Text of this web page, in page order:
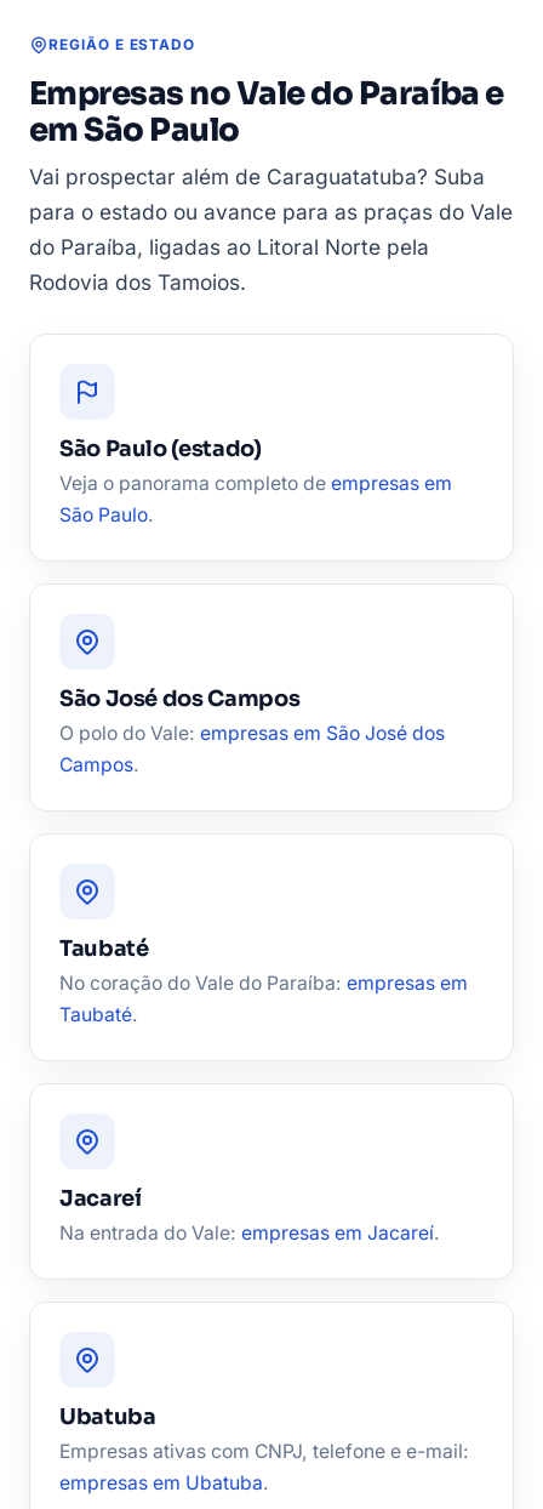
REGIÃO E ESTADO
Empresas no Vale do Paraíba e
em São Paulo
Vai prospectar além de Caraguatatuba? Suba
para o estado ou avance para as praças do Vale
do Paraíba, ligadas ao Litoral Norte pela
Rodovia dos Tamoios.
São Paulo (estado)
Veja o panorama completo de empresas em
São Paulo.
São José dos Campos
O polo do Vale: empresas em São José dos
Campos.
Taubaté
No coração do Vale do Paraíba: empresas em
Taubaté.
Jacareí
Na entrada do Vale: empresas em Jacareí.
Ubatuba
Empresas ativas com CNPJ, telefone e e-mail:
empresas em Ubatuba.